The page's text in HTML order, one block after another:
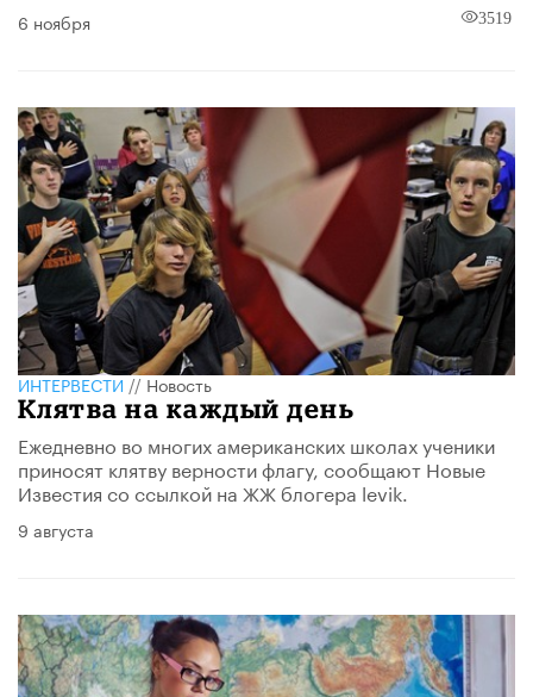
6 ноября 3519
ИНТЕРВЕСТИ//Новость
Клятва на каждый день
Ежедневно во многих американских школах ученики
приносят клятву верности флагу, сообщают Новые
Известия со ссылкой на ЖЖ блогера levik.
9 августа